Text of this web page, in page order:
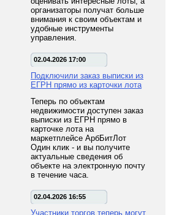
организаторы получат больше
внимания к своим объектам и
удобные инструменты
управления.
02.04.2026 17:00
Подключили заказ выписки из
ЕГРН прямо из карточки лота
Теперь по объектам
недвижимости доступен заказ
выписки из ЕГРН прямо в
карточке лота на
маркетплейсе АрбБитЛот
Один клик - и вы получите
актуальные сведения об
объекте на электронную почту
в течение часа.
02.04.2026 16:55
Участники торгов теперь могут